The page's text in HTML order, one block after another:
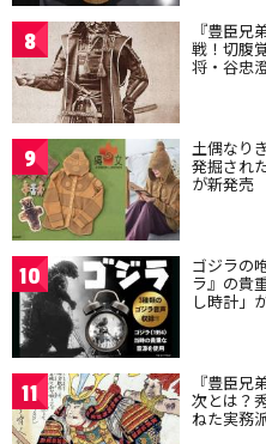
8 『豊臣
戦！切腹
将・谷忠
9 土偶なり
発掘され
が新発売
10 ゴジラの
ラ』の貴
し時計」
11 『豊臣
次とは？
ねた実務